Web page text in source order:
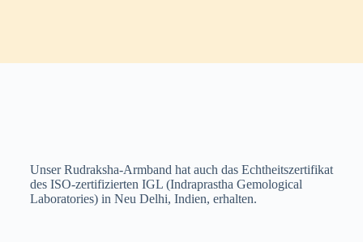
Unser Rudraksha-Armband hat auch das Echtheitszertifikat
des ISO-zertifizierten IGL (Indraprastha Gemological
Laboratories) in Neu Delhi, Indien, erhalten.